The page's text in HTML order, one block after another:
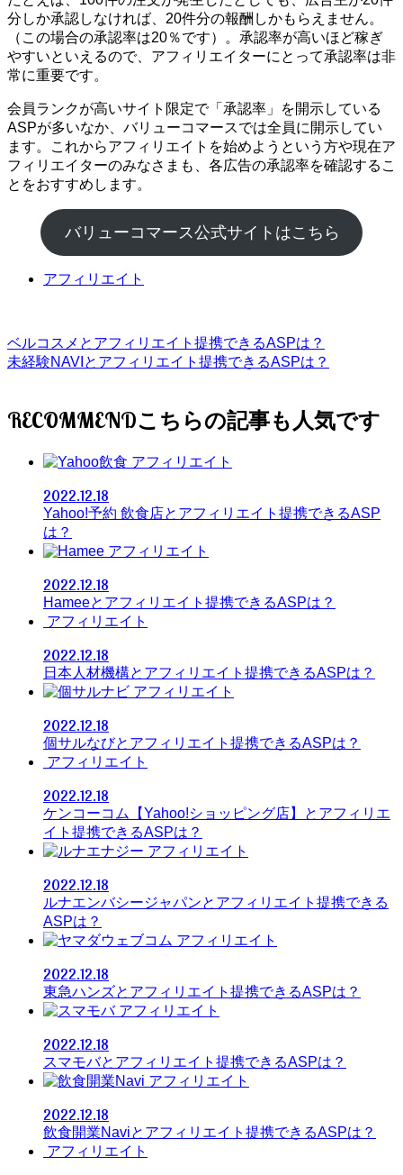
分しか承認しなければ、20件分の報酬しかもらえません。
（この場合の承認率は20％です）。承認率が高いほど稼ぎ
やすいといえるので、アフィリエイターにとって承認率は非
常に重要です。
会員ランクが高いサイト限定で「承認率」を開示している
ASPが多いなか、バリューコマースでは全員に開示してい
ます。これからアフィリエイトを始めようという方や現在ア
フィリエイターのみなさまも、各広告の承認率を確認するこ
とをおすすめします。
バリューコマース公式サイトはこちら
アフィリエイト
ベルコスメとアフィリエイト提携できるASPは？
未経験NAVIとアフィリエイト提携できるASPは？
RECOMMEND
アフィリエイト
2022.12.18
Yahoo!予約 飲食店とアフィリエイト提携できるASP
は？
アフィリエイト
2022.12.18
Hameeとアフィリエイト提携できるASPは？
アフィリエイト
2022.12.18
日本人材機構とアフィリエイト提携できるASPは？
アフィリエイト
2022.12.18
個サルなびとアフィリエイト提携できるASPは？
アフィリエイト
2022.12.18
ケンコーコム【Yahoo!ショッピング店】とアフィリエ
イト提携できるASPは？
アフィリエイト
2022.12.18
ルナエンバシージャパンとアフィリエイト提携できる
ASPは？
アフィリエイト
2022.12.18
東急ハンズとアフィリエイト提携できるASPは？
アフィリエイト
2022.12.18
スマモバとアフィリエイト提携できるASPは？
アフィリエイト
2022.12.18
飲食開業Naviとアフィリエイト提携できるASPは？
アフィリエイト